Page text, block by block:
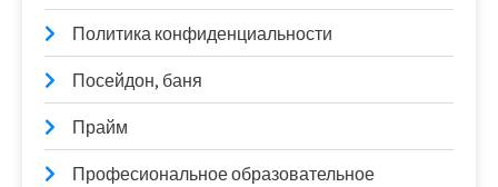
Политика конфиденциальности
Посейдон, баня
Прайм
Професиональное образовательное